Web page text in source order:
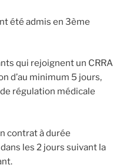
été admis en 3ème
qui rejoignent un CRRA
d’au minimum 5 jours,
régulation médicale
contrat à durée
les 2 jours suivant la